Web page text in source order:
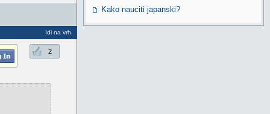
Idi na vrh
2
Kako nauciti japanski?